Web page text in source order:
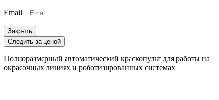
Email
Закрыть
Следить за ценой
Полноразмерный автоматический краскопульт для работы на
окрасочных линиях и роботизированных системах